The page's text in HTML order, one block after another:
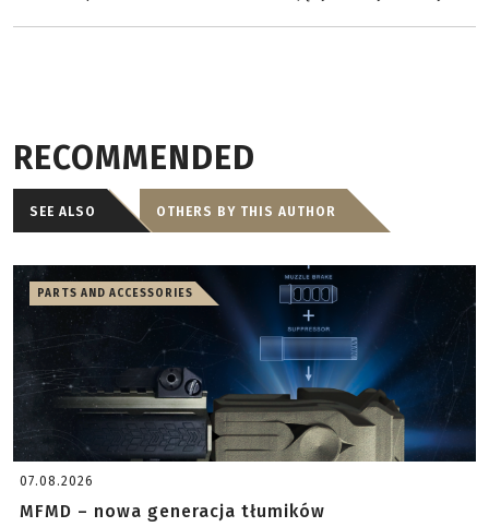
RECOMMENDED
SEE ALSO OTHERS BY THIS AUTHOR
PARTS AND ACCESSORIES
07.08.2026
MFMD – nowa generacja tłumików